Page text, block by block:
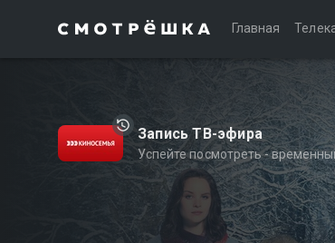
Главная
Запись ТВ-эфира
Успейте посмотреть -